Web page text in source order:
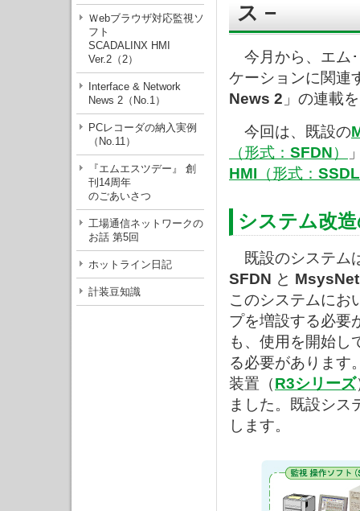
Ｗebブラウザ対応監視ソ
フト
SCADALINX HMI
Ver.2（2）
Interface & Network
News 2（No.1）
PCレコーダの納入実例
（No.11）
『エムエスツデー』 創
刊14周年
のごあいさつ
工場通信ネットワークの
お話 第5回
ホットライン日記
計装豆知識
ス −
今月から、エム･
ケーションに関連
News 2 」の連載
今回は、既設の
（形式： SFDN）
HMI （形式：
システム改
既設のシステム
SFDN と MsysNet
このシステムにお
プを増設する必要
も、使用を開始し
る必要があります
装置（R3シリーズ
ました。既設シス
します。